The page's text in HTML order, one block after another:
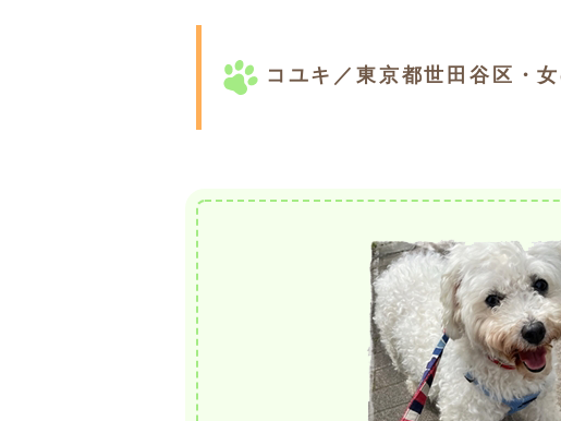
コユキ／東京都世田谷区・